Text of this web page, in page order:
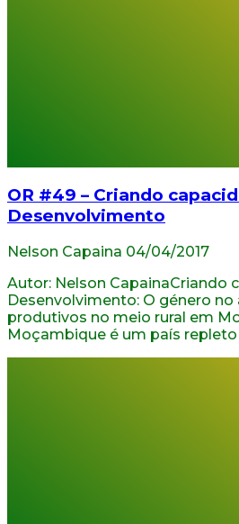
OR #49 – Criando
Desenvolvimento
Nelson Capaina 04/04/2017
Autor: Nelson CapainaCriando
Desenvolvimento: O género no
produtivos no meio rural em
Moçambique é um país